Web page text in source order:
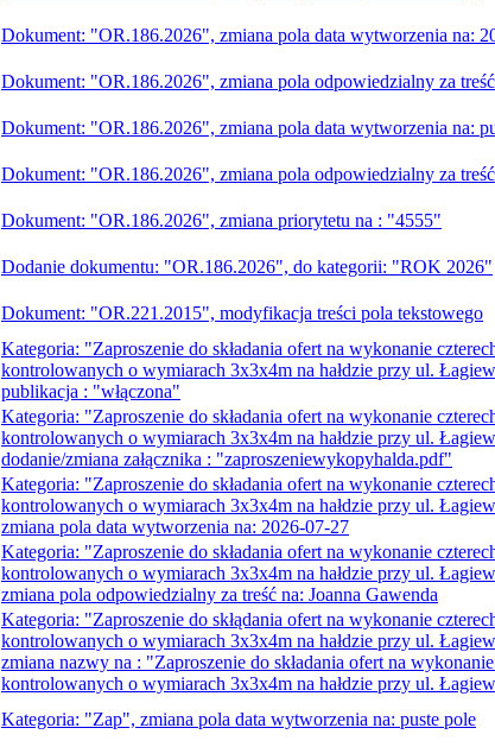
Dokument: "OR.186.2026", zmiana pola data wytworzenia na:
Dokument: "OR.186.2026", zmiana pola odpowiedzialny za
Dokument: "OR.186.2026", zmiana pola data wytworzenia na:
Dokument: "OR.186.2026", zmiana pola odpowiedzialny za
Dokument: "OR.186.2026", zmiana priorytetu na : "4555"
Dodanie dokumentu: "OR.186.2026", do kategorii: "ROK 2026"
Dokument: "OR.221.2015", modyfikacja treści pola tekstowego
Kategoria: "Zaproszenie do składania ofert na wykonanie
kontrolowanych o wymiarach 3x3x4m na hałdzie przy ul.
publikacja : "włączona"
Kategoria: "Zaproszenie do składania ofert na wykonanie
kontrolowanych o wymiarach 3x3x4m na hałdzie przy ul.
dodanie/zmiana załącznika : "zaproszeniewykopyhalda.pdf"
Kategoria: "Zaproszenie do składania ofert na wykonanie
kontrolowanych o wymiarach 3x3x4m na hałdzie przy ul.
zmiana pola data wytworzenia na: 2026-07-27
Kategoria: "Zaproszenie do składania ofert na wykonanie
kontrolowanych o wymiarach 3x3x4m na hałdzie przy ul.
zmiana pola odpowiedzialny za treść na: Joanna Gawenda
Kategoria: "Zaproszenie do skłądania ofert na wykonanie
kontrolowanych o wymiarach 3x3x4m na hałdzie przy ul.
zmiana nazwy na : "Zaproszenie do składania ofert na
kontrolowanych o wymiarach 3x3x4m na hałdzie przy ul.
Kategoria: "Zap", zmiana pola data wytworzenia na: puste pole